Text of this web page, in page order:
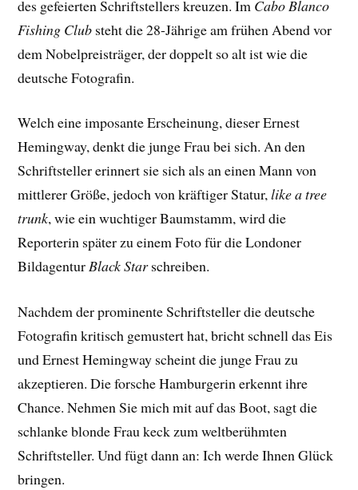
des gefeierten Schriftstellers kreuzen. Im Cabo Blanco
Fishing Club steht die 28-Jährige am frühen Abend vor
dem Nobelpreisträger, der doppelt so alt ist wie die
deutsche Fotografin.
Welch eine imposante Erscheinung, dieser Ernest
Hemingway, denkt die junge Frau bei sich. An den
Schriftsteller erinnert sie sich als an einen Mann von
mittlerer Größe, jedoch von kräftiger Statur,like a tree
trunk, wie ein wuchtiger Baumstamm, wird die
Reporterin später zu einem Foto für die Londoner
BildagenturBlack Starschreiben.
Nachdem der prominente Schriftsteller die deutsche
Fotografin kritisch gemustert hat, bricht schnell das Eis
und Ernest Hemingway scheint die junge Frau zu
akzeptieren. Die forsche Hamburgerin erkennt ihre
Chance. Nehmen Sie mich mit auf das Boot, sagt die
schlanke blonde Frau keck zum weltberühmten
Schriftsteller. Und fügt dann an: Ich werde Ihnen Glück
bringen.